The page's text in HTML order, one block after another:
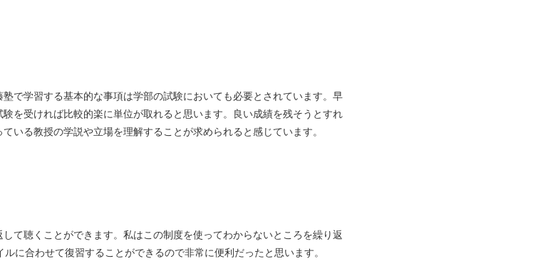
で学習する基本的な事項は学部の試験においても必要とされています。早
を受ければ比較的楽に単位が取れると思います。良い成績を残そうとすれ
いる教授の学説や立場を理解することが求められると感じています。
て聴くことができます。私はこの制度を使ってわからないところを繰り返
に合わせて復習することができるので非常に便利だったと思います。